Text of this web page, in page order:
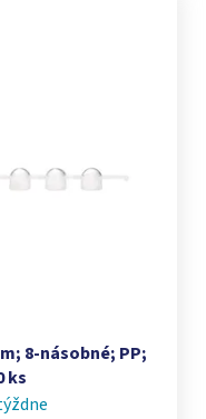
8‑násobné; PP;
ks